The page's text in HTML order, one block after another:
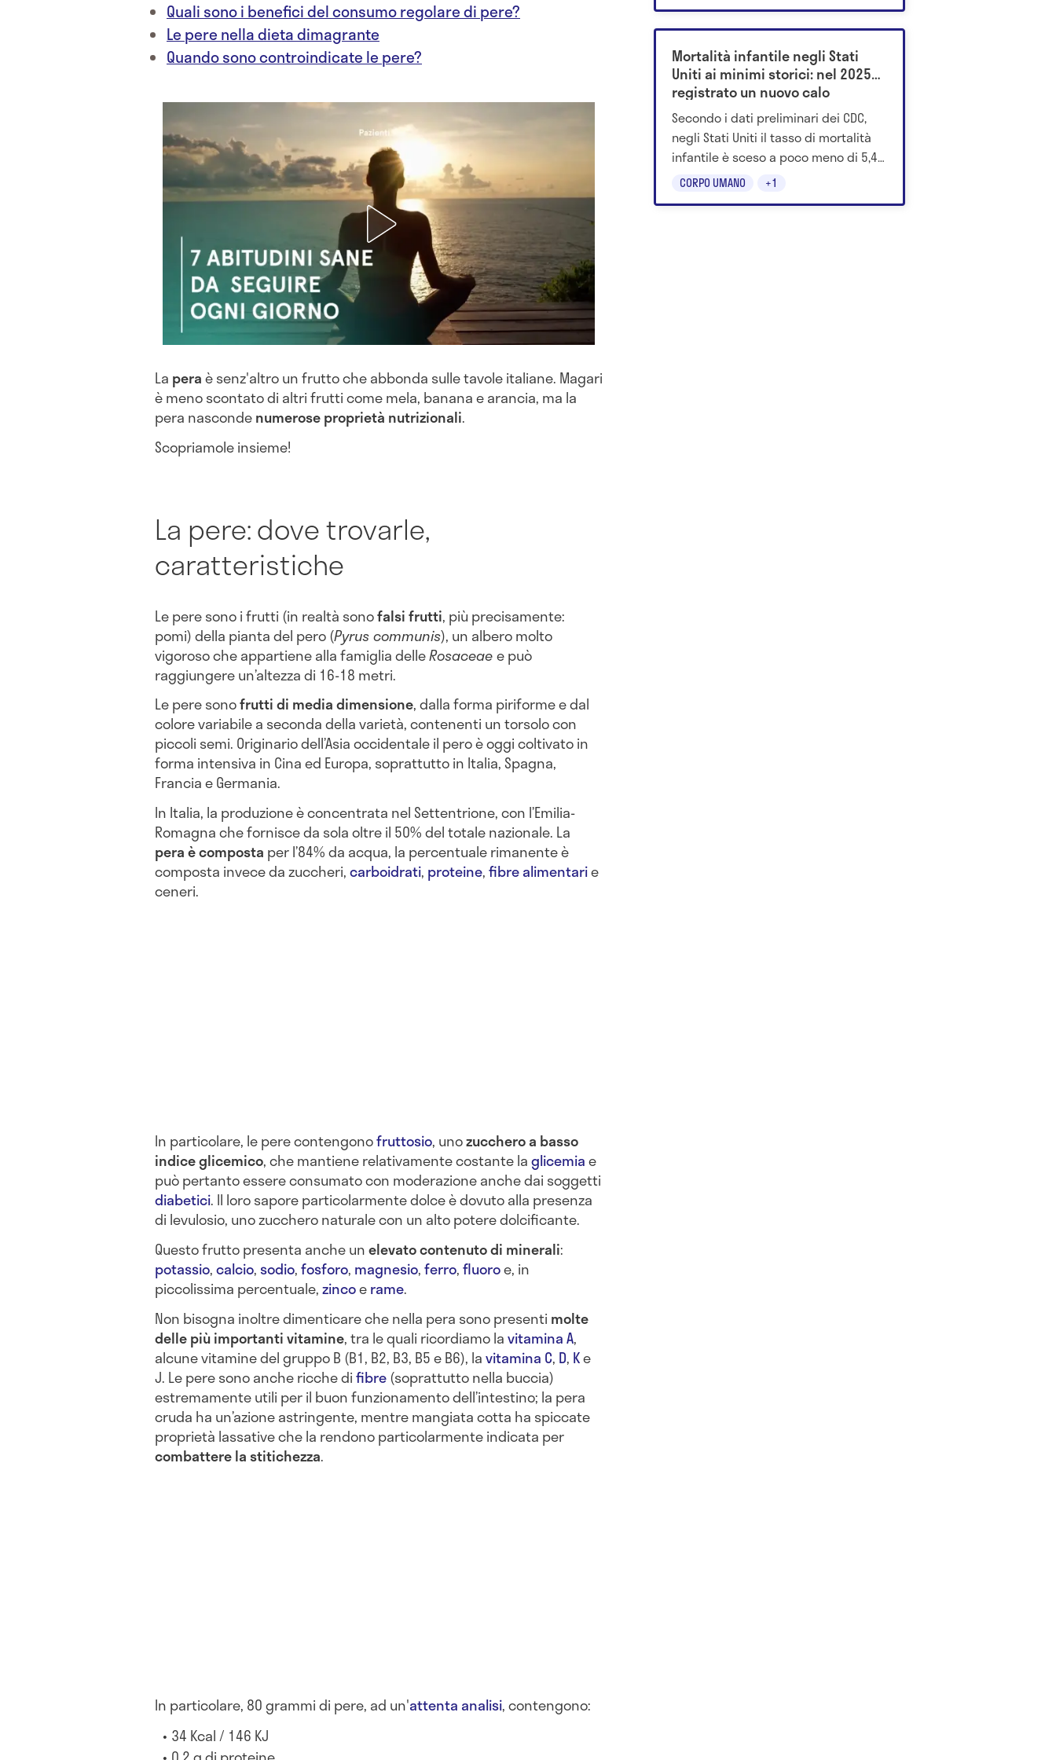
Quali sono i benefici del consumo regolare di pere?
Le pere nella dieta dimagrante
Quando sono controindicate le pere?
La peraè senz'altro un frutto che abbonda sulle tavole italiane. Magari
è meno scontato di altri frutti come mela, banana e arancia, ma la
pera nascondenumerose proprietà nutrizionali.
Scopriamole insieme!
La pere: dove trovarle,
caratteristiche
Le pere sono i frutti (in realtà sonofalsi frutti, più precisamente:
pomi) della pianta del pero (Pyrus communis), un albero molto
vigoroso che appartiene alla famiglia delleRosaceaee può
raggiungere un’altezza di 16-18 metri.
Le pere sonofrutti di media dimensione, dalla forma piriforme e dal
colore variabile a seconda della varietà, contenenti un torsolo con
piccoli semi. Originario dell’Asia occidentale il pero è oggi coltivato in
forma intensiva in Cina ed Europa, soprattutto in Italia, Spagna,
Francia e Germania.
In Italia, la produzione è concentrata nel Settentrione, con l’Emilia-
Romagna che fornisce da sola oltre il 50% del totale nazionale. La
pera è composta per l’84% da acqua, la percentuale rimanente è
composta invece da zuccheri,carboidrati, proteine,fibre alimentarie
ceneri.
In particolare, le pere contengonofruttosio, unozucchero a basso
indice glicemico, che mantiene relativamente costante laglicemiae
può pertanto essere consumato con moderazione anche dai soggetti
diabetici. Il loro sapore particolarmente dolce è dovuto alla presenza
di levulosio, uno zucchero naturale con un alto potere dolcificante.
Questo frutto presenta anche unelevato contenuto di minerali:
potassio,calcio, sodio,fosforo, magnesio,ferro,fluoroe, in
piccolissima percentuale,zincoerame.
Non bisogna inoltre dimenticare che nella pera sono presenti molte
delle più importanti vitamine, tra le quali ricordiamo lavitamina A,
alcune vitamine del gruppo B (B1, B2, B3, B5 e B6), lavitamina C, D, Ke
J. Le pere sono anche ricche difibre(soprattutto nella buccia)
estremamente utili per il buon funzionamento dell’intestino; la pera
cruda ha un’azione astringente, mentre mangiata cotta ha spiccate
proprietà lassative che la rendono particolarmente indicata per
combattere la stitichezza.
In particolare, 80 grammi di pere, ad un'attenta analisi, contengono:
34 Kcal / 146 KJ
CORPO UMANO +1
Mortalità infantile negli Stati
Uniti ai minimi storici: nel 2025
registrato un nuovo calo
Secondo i dati preliminari dei CDC,
negli Stati Uniti il tasso di mortalità
infantile è sceso a poco meno di 5,4
decessi ogni 1.000 nati vivi. Scopri